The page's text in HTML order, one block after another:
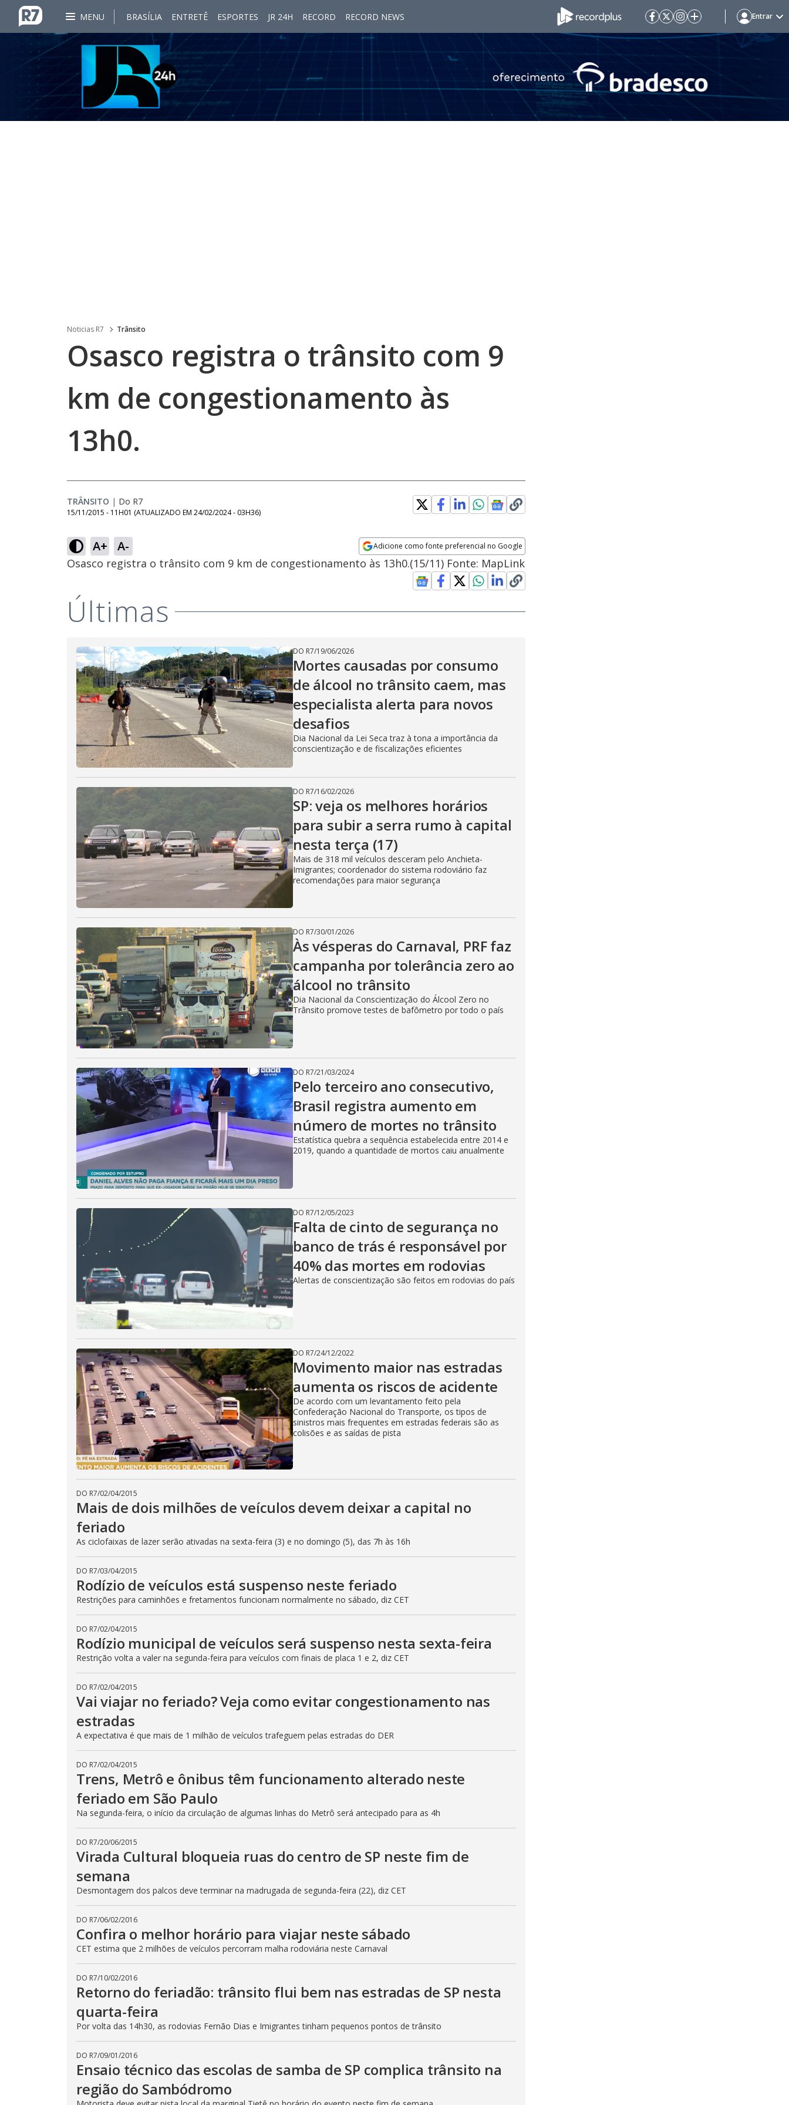
MENU BRASÍLIA ENTRETÊ ESPORTES JR 24H RECORD RECORD NEWS Entrar
Noticias R7 Trânsito
Osasco registra o trânsito com 9
km de congestionamento às
13h0.
TRÂNSITO | Do R7
15/11/2015 - 11H01 (ATUALIZADO EM 24/02/2024 - 03H36)
A+ A- Adicione como fonte preferencial no Google
Opens in new window
Osasco registra o trânsito com 9 km de congestionamento às 13h0.(15/11) Fonte: MapLink
Últimas
DO R7/19/06/2026
Mortes causadas por consumo
de álcool no trânsito caem, mas
especialista alerta para novos
desafios
Dia Nacional da Lei Seca traz à tona a importância da
conscientização e de fiscalizações eficientes
DO R7/16/02/2026
SP: veja os melhores horários
para subir a serra rumo à capital
nesta terça (17)
Mais de 318 mil veículos desceram pelo Anchieta-
Imigrantes; coordenador do sistema rodoviário faz
recomendações para maior segurança
DO R7/30/01/2026
Às vésperas do Carnaval, PRF faz
campanha por tolerância zero ao
álcool no trânsito
Dia Nacional da Conscientização do Álcool Zero no
Trânsito promove testes de bafômetro por todo o país
DO R7/21/03/2024
Pelo terceiro ano consecutivo,
Brasil registra aumento em
número de mortes no trânsito
Estatística quebra a sequência estabelecida entre 2014 e
2019, quando a quantidade de mortos caiu anualmente
DO R7/12/05/2023
Falta de cinto de segurança no
banco de trás é responsável por
40% das mortes em rodovias
Alertas de conscientização são feitos em rodovias do país
DO R7/24/12/2022
Movimento maior nas estradas
aumenta os riscos de acidente
De acordo com um levantamento feito pela
Confederação Nacional do Transporte, os tipos de
sinistros mais frequentes em estradas federais são as
colisões e as saídas de pista
DO R7/02/04/2015
Mais de dois milhões de veículos devem deixar a capital no
feriado
As ciclofaixas de lazer serão ativadas na sexta-feira (3) e no domingo (5), das 7h às 16h
DO R7/03/04/2015
Rodízio de veículos está suspenso neste feriado
Restrições para caminhões e fretamentos funcionam normalmente no sábado, diz CET
DO R7/02/04/2015
Rodízio municipal de veículos será suspenso nesta sexta-feira
Restrição volta a valer na segunda-feira para veículos com finais de placa 1 e 2, diz CET
DO R7/02/04/2015
Vai viajar no feriado? Veja como evitar congestionamento nas
estradas
A expectativa é que mais de 1 milhão de veículos trafeguem pelas estradas do DER
DO R7/02/04/2015
Trens, Metrô e ônibus têm funcionamento alterado neste
feriado em São Paulo
Na segunda-feira, o início da circulação de algumas linhas do Metrô será antecipado para as 4h
DO R7/20/06/2015
Virada Cultural bloqueia ruas do centro de SP neste fim de
semana
Desmontagem dos palcos deve terminar na madrugada de segunda-feira (22), diz CET
DO R7/06/02/2016
Confira o melhor horário para viajar neste sábado
CET estima que 2 milhões de veículos percorram malha rodoviária neste Carnaval
DO R7/10/02/2016
Retorno do feriadão: trânsito flui bem nas estradas de SP nesta
quarta-feira
Por volta das 14h30, as rodovias Fernão Dias e Imigrantes tinham pequenos pontos de trânsito
DO R7/09/01/2016
Ensaio técnico das escolas de samba de SP complica trânsito na
região do Sambódromo